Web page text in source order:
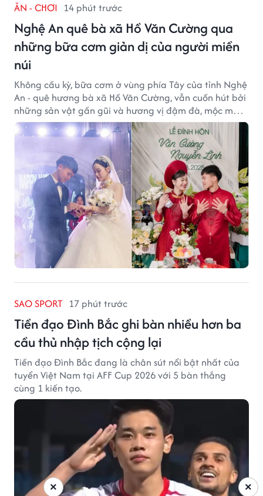
ĂN - CHƠI 14 phút trước
Nghệ An quê bà xã Hồ Văn Cường qua
những bữa cơm giản dị của người miền
núi
Không cầu kỳ, bữa cơm ở vùng phía Tây của tỉnh Nghệ
An - quê hương bà xã Hồ Văn Cường, vẫn cuốn hút bởi
những sản vật gần gũi và hương vị đậm đà, mộc mạc
của núi rừng.
SAO SPORT 17 phút trước
Tiền đạo Đình Bắc ghi bàn nhiều hơn ba
cầu thủ nhập tịch cộng lại
Tiền đạo Đình Bắc đang là chân sút nổi bật nhất của
tuyển Việt Nam tại AFF Cup 2026 với 5 bàn thắng
cùng 1 kiến tạo.
×
×